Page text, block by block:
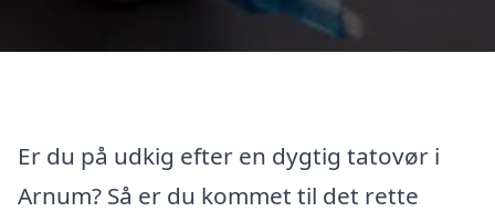
Er du på udkig efter en dygtig tatovør i
Arnum? Så er du kommet til det rette